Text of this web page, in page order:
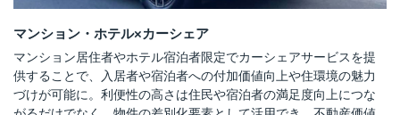
マンション・ホテル×カーシェア
マンション居住者やホテル宿泊者限定でカーシェアサービスを提
供することで、入居者や宿泊者への付加価値向上や住環境の魅力
づけが可能に。利便性の高さは住民や宿泊者の満足度向上につな